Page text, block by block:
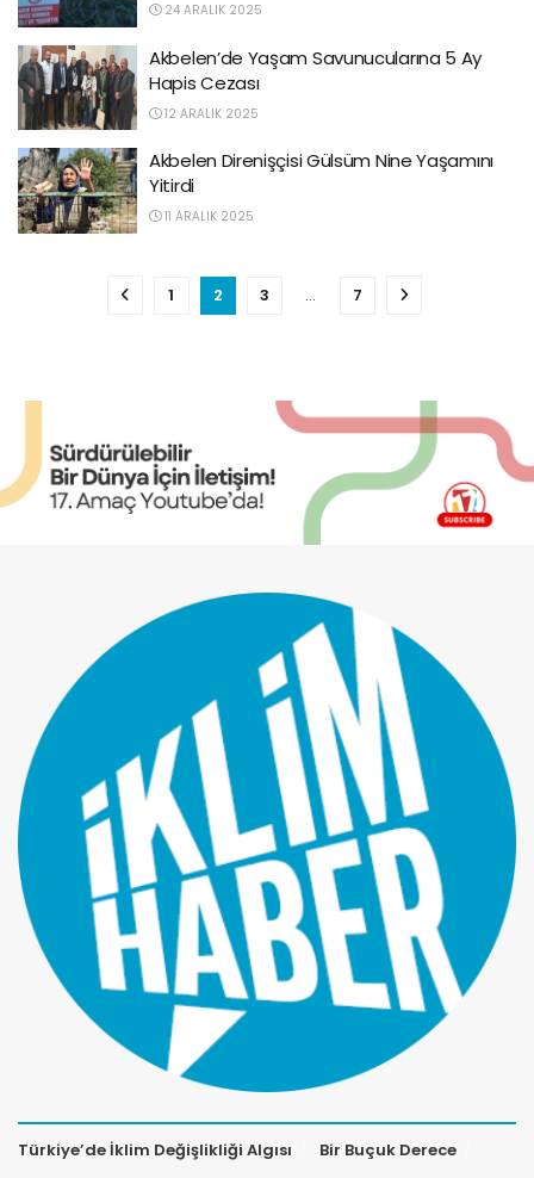
24 ARALIK 2025
Akbelen’de Yaşam Savunucularına 5 Ay
Hapis Cezası
12 ARALIK 2025
Akbelen Direnişçisi Gülsüm Nine Yaşamını
Yitirdi
11 ARALIK 2025
1 2 3 … 7
Türkiye’de İklim Değişlikliği Algısı
Bir Buçuk Derece